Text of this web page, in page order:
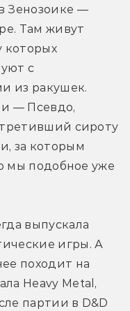
Зенозоике —
Там живут
которых
с
из ракушек.
— Псевдо,
сироту
за которым
мы подобное уже
выпускала
игры. А
походит на
Heavy Metal,
партии в D&D